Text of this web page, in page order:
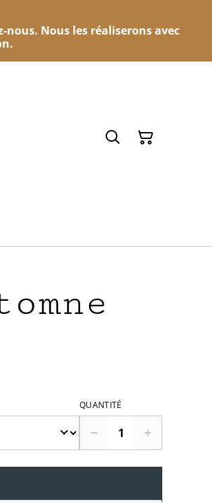
Nous les réaliserons avec
QUANTITÉ